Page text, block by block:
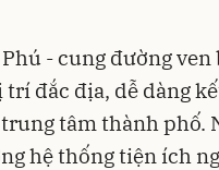
- cung đường
đắc địa, dễ dàng
tâm thành phố.
hệ thống tiện ích